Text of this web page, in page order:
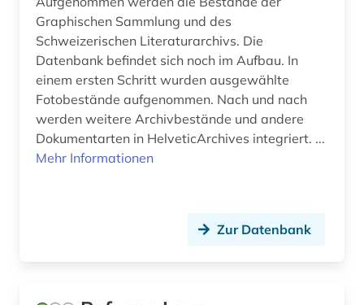
ortsgeschichte (1)
ostmitteleuropa (1)
parlament (2)
parlamentsdrucksache (1)
patente (1)
personenlexikon (1)
Graphischen Sammlung und des
Schweizerischen Literaturarchivs. Die
Datenbank befindet sich noch im Aufbau. In
einem ersten Schritt wurden ausgewählte
Fotobestände aufgenommen. Nach und nach
werden weitere Archivbestände und andere
Dokumentarten in HelveticArchives integriert. ...
Mehr Informationen
Zur Datenbank